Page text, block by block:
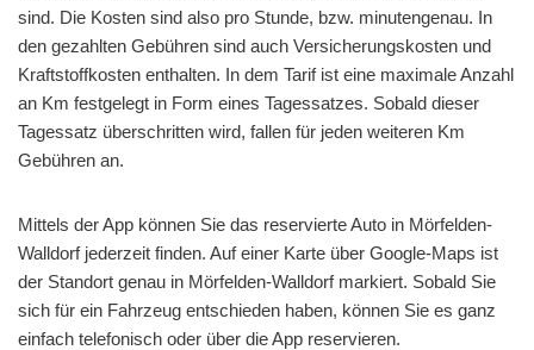
sind. Die Kosten sind also pro Stunde, bzw. minutengenau. In
den gezahlten Gebühren sind auch Versicherungskosten und
Kraftstoffkosten enthalten. In dem Tarif ist eine maximale Anzahl
an Km festgelegt in Form eines Tagessatzes. Sobald dieser
Tagessatz überschritten wird, fallen für jeden weiteren Km
Gebühren an.
Mittels der App können Sie das reservierte Auto in Mörfelden-
Walldorf jederzeit finden. Auf einer Karte über Google-Maps ist
der Standort genau in Mörfelden-Walldorf markiert. Sobald Sie
sich für ein Fahrzeug entschieden haben, können Sie es ganz
einfach telefonisch oder über die App reservieren.